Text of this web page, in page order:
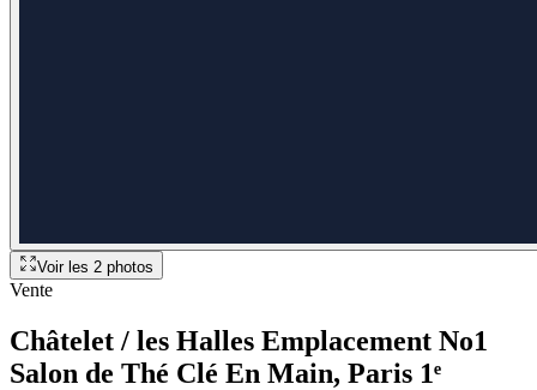
Voir les 2 photos
Vente
Châtelet / les Halles Emplacement No1
Salon de Thé Clé En Main, Paris 1ᵉ